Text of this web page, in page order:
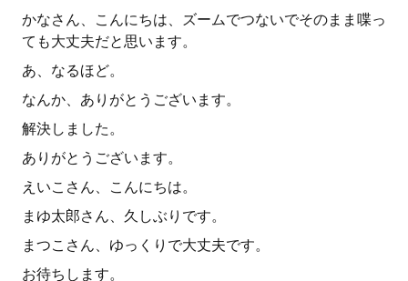
かなさん、こんにちは、ズームでつないでそのまま喋っ
ても大丈夫だと思います。
あ、なるほど。
なんか、ありがとうございます。
解決しました。
ありがとうございます。
えいこさん、こんにちは。
まゆ太郎さん、久しぶりです。
まつこさん、ゆっくりで大丈夫です。
お待ちします。